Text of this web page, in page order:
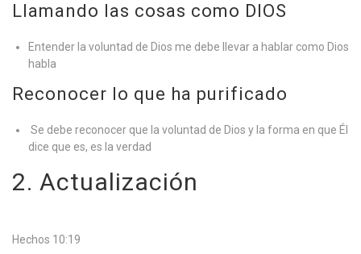
Llamando las cosas como DIOS
Entender la voluntad de Dios me debe llevar a hablar como Dios
habla
Reconocer lo que ha purificado
Se debe reconocer que la voluntad de Dios y la forma en que Él
dice que es, es la verdad
2. Actualización
Hechos 10:19